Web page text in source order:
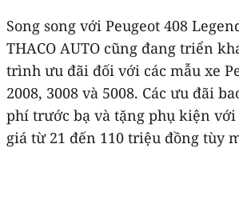
Song song với Peugeot 408
THACO AUTO cũng đang triển
trình ưu đãi đối với các mẫu xe
2008, 3008 và 5008. Các ưu đãi
phí trước bạ và tặng phụ kiện
giá từ 21 đến 110 triệu đồng tùy